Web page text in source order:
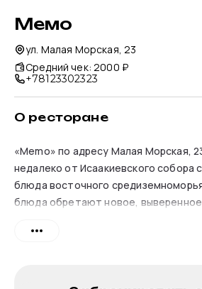
Мемо
ул. Малая Морская, 23
Средний чек: 2000 ₽
+78123302323
О ресторане
«Memo» по адресу Малая Морская,
недалеко от Исаакиевского собора
блюда восточного
блюда обретают новое, выверенное
Атмосфера.